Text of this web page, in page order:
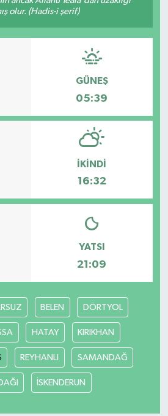
olur. (Hadis-i şerif)
GÜNEŞ
05:39
İKINDI
16:32
YATSI
21:09
BELEN DÖRTYOL
HATAY KIRIKHAN
REYHANLI SAMANDAĞ
İSKENDERUN